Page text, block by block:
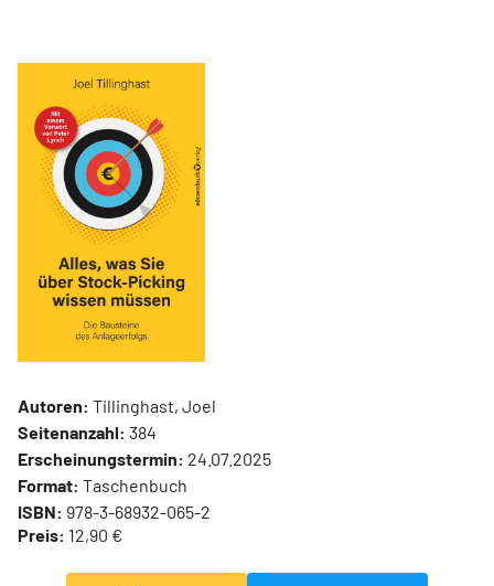
Autoren: Tillinghast, Joel
Seitenanzahl: 384
Erscheinungstermin: 24.07.2025
Format: Taschenbuch
ISBN: 978-3-68932-065-2
Preis: 12,90 €